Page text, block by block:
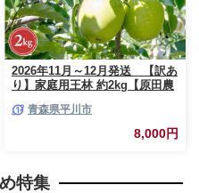
2026年11月～12月発送 【訳あ
り】家庭用王林 約2kg【原田農
りんご リンゴ 林檎 くだもの 果
青森県平川市
8,000円
特集